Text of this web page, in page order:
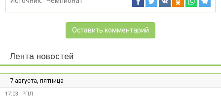
Оставить комментарий
Лента новостей
7 августа, пятница
17:03 РПЛ